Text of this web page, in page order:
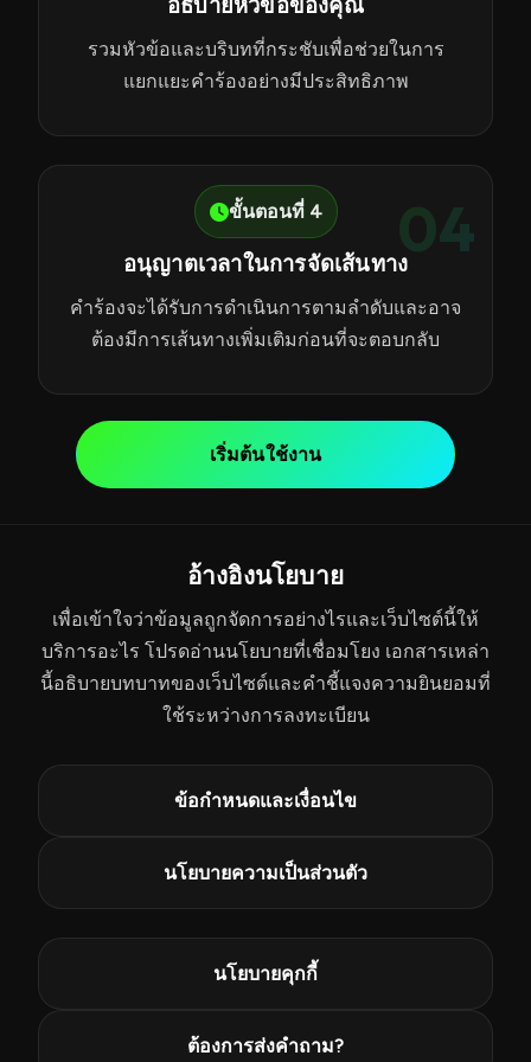
รวมหัวข้อและบริบทที่กระชับเพื่อช่วยในการ
แยกแยะคำร้องอย่างมีประสิทธิภาพ
04
ขั้นตอนที่ 4
อนุญาตเวลาในการจัดเส้นทาง
คำร้องจะได้รับการดำเนินการตามลำดับและอาจ
ต้องมีการเส้นทางเพิ่มเติมก่อนที่จะตอบกลับ
เริ่มต้นใช้งาน
อ้างอิงนโยบาย
เพื่อเข้าใจว่าข้อมูลถูกจัดการอย่างไรและเว็บไซต์นี้ให้
บริการอะไร โปรดอ่านนโยบายที่เชื่อมโยง เอกสารเหล่า
นี้อธิบายบทบาทของเว็บไซต์และคำชี้แจงความยินยอมที่
ใช้ระหว่างการลงทะเบียน
ข้อกำหนดและเงื่อนไข
นโยบายความเป็นส่วนตัว
นโยบายคุกกี้
ต้องการส่งคำถาม?